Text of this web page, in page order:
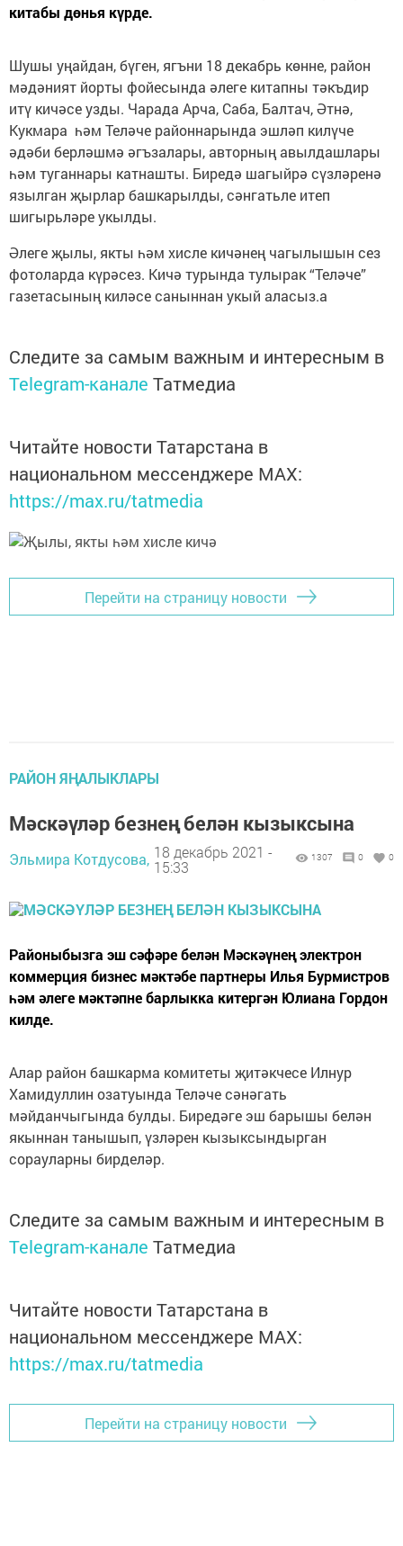
китабы дөнья күрде.
Шушы уңайдан, бүген, ягъни 18 декабрь көнне, район
мәдәният йорты фойесында әлеге китапны тәкъдир
итү кичәсе узды. Чарада Арча, Саба, Балтач, Әтнә,
Кукмара һәм Теләче районнарында эшләп килүче
әдәби берләшмә әгъзалары, авторның авылдашлары
һәм туганнары катнашты. Биредә шагыйрә сүзләренә
язылган җырлар башкарылды, сәнгатьле итеп
шигырьләре укылды.
Әлеге җылы, якты һәм хисле кичәнең чагылышын сез
фотоларда күрәсез. Кичә турында тулырак “Теләче”
газетасының киләсе саныннан укый аласыз.a
Следите за самым важным и интересным в
Telegram-канале Татмедиа
Читайте новости Татарстана в
национальном мессенджере MАХ:
https://max.ru/tatmedia
Перейти на страницу новости
РАЙОН ЯҢАЛЫКЛАРЫ
Мәскәүләр безнең белән кызыксына
Эльмира Котдусова, 18 декабрь 2021 -
15:33
1307 0 0
Районыбызга эш сәфәре белән Мәскәүнең электрон
коммерция бизнес мәктәбе партнеры Илья Бурмистров
һәм әлеге мәктәпне барлыкка китергән Юлиана Гордон
килде.
Алар район башкарма комитеты җитәкчесе Илнур
Хамидуллин озатуында Теләче сәнәгать
мәйданчыгында булды. Биредәге эш барышы белән
якыннан танышып, үзләрен кызыксындырган
сорауларны бирделәр.
Следите за самым важным и интересным в
Telegram-канале Татмедиа
Читайте новости Татарстана в
национальном мессенджере MАХ:
https://max.ru/tatmedia
Перейти на страницу новости